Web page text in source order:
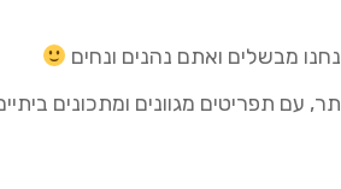
מבשלים ואתם נהנים ונחים
עם תפריטים מגוונים ומתכונים